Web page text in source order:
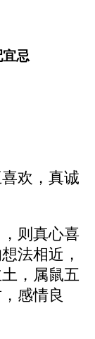
宜忌
欢，真诚
则真心喜
法相近，
，属鼠五
感情良